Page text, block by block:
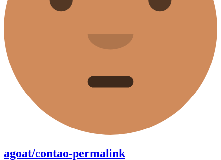
agoat/contao-permalink